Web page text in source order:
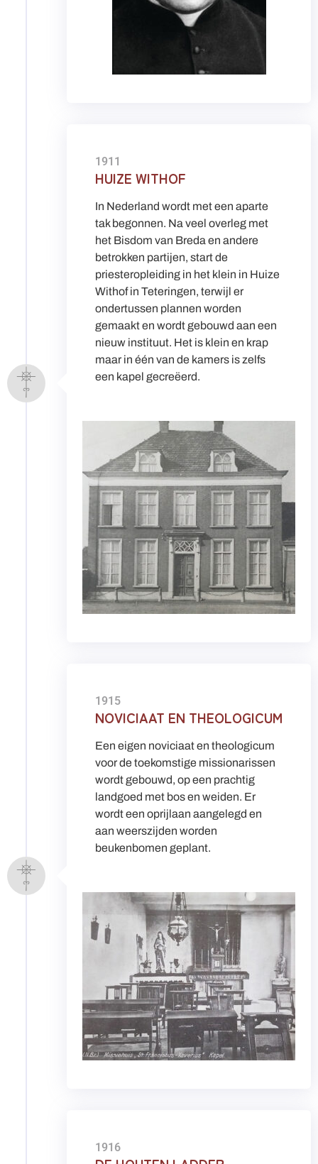
1911
HUIZE WITHOF
In Nederland wordt met een aparte
tak begonnen. Na veel overleg met
het Bisdom van Breda en andere
betrokken partijen, start de
priesteropleiding in het klein in Huize
Withof in Teteringen, terwijl er
ondertussen plannen worden
gemaakt en wordt gebouwd aan een
nieuw instituut. Het is klein en krap
maar in één van de kamers is zelfs
een kapel gecreëerd.
1915
NOVICIAAT EN THEOLOGICUM
Een eigen noviciaat en theologicum
voor de toekomstige missionarissen
wordt gebouwd, op een prachtig
landgoed met bos en weiden. Er
wordt een oprijlaan aangelegd en
aan weerszijden worden
beukenbomen geplant.
1916